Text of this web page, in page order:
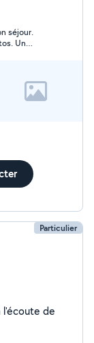
séjour.
Un
Particulier